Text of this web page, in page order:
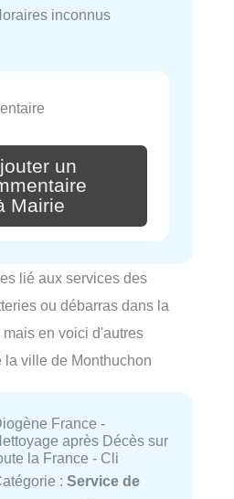
inconnus
un
Mairie
lié aux services des
ou débarras dans la
en voici d'autres
ville de Monthuchon
France -
après Décès sur
la France - Cli
: Service de